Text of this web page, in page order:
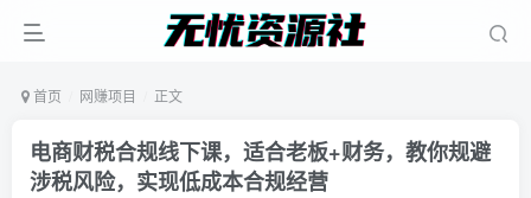
首页 网赚项目 正文
电商财税合规线下课，适合老板+财务，教你规避
涉税风险，实现低成本合规经营